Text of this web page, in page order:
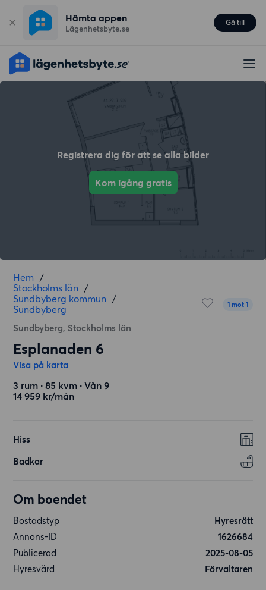
Hämta appen
Lägenhetsbyte.se
Gå till
Registrera dig för att se alla bilder
Kom igång gratis
Hem /
Stockholms län /
Sundbyberg kommun /
Sundbyberg
Sundbyberg, Stockholms län
1 mot 1
Esplanaden 6
Visa på karta
3 rum ∙ 85 kvm ∙ Vån 9
14 959 kr/mån
Hiss
Badkar
Om boendet
Bostadstyp
Hyresrätt
Annons-ID
1626684
Publicerad
2025-08-05
Hyresvärd
Förvaltaren